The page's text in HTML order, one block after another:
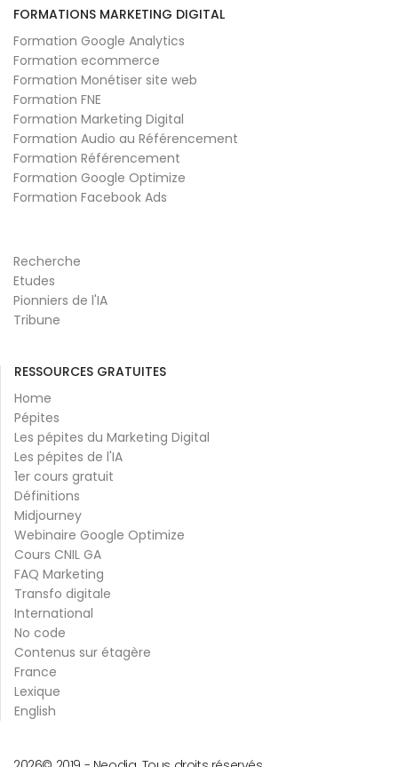
FORMATIONS MARKETING DIGITAL
Formation Google Analytics
Formation ecommerce
Formation Monétiser site web
Formation FNE
Formation Marketing Digital
Formation Audio au Référencement
Formation Référencement
Formation Google Optimize
Formation Facebook Ads
Recherche
Etudes
Pionniers de l'IA
Tribune
RESSOURCES GRATUITES
Home
Pépites
Les pépites du Marketing Digital
Les pépites de l'IA
1er cours gratuit
Définitions
Midjourney
Webinaire Google Optimize
Cours CNIL GA
FAQ Marketing
Transfo digitale
International
No code
Contenus sur étagère
France
Lexique
English